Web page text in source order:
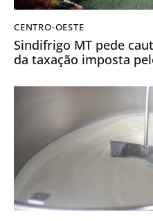
CENTRO-OESTE
Sindifrigo MT pede
da taxação imposta